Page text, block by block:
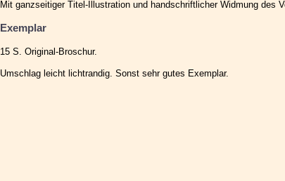
Mit ganzseitiger Titel-Illustration und handschriftlicher Widmung des
Exemplar
15 S. Original-Broschur.
Umschlag leicht lichtrandig. Sonst sehr gutes Exemplar.